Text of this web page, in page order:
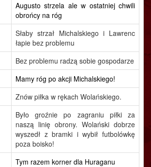
Augusto strzela ale w ostatniej chwili
obrońcy na róg
Słaby strzał Michalskiego i Lawrenc
łapie bez problemu
Bez problemu radzą sobie gospodarze
Mamy róg po akcji Michalskiego!
Znów piłka w rękach Wolańskiego.
Było groźnie po zagraniu piłki za
naszą linię obrony. Wolański dobrze
wyszedł z bramki i wybił futbolówkę
poza boisko!
Tym razem korner dla Huraganu